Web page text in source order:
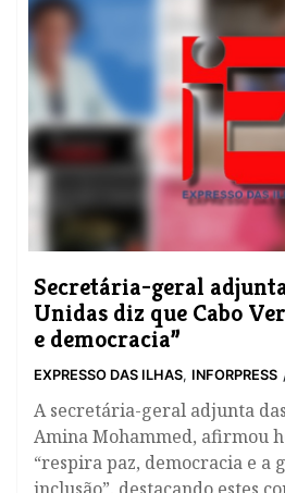
Secretária-geral
Unidas diz que Cabo
e democracia”
EXPRESSO DAS ILHAS, INFORPRESS
A secretária-geral adjunta
Amina Mohammed, afirmou
“respira paz, democracia e a